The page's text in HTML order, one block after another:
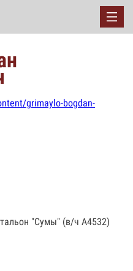
grimaylo-bogdan-
"Сумы" (в/ч А4532)